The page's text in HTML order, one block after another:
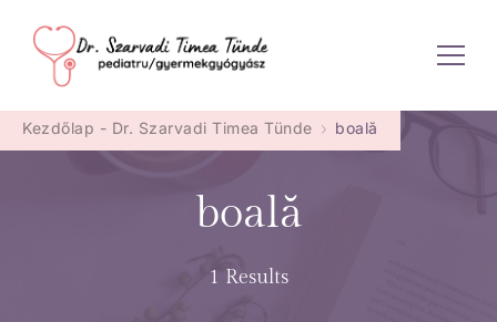
Dr. Szarvadi Timea Tünde
Kezdőlap - Dr. Szarvadi Timea Tünde boală
boală
1 Results